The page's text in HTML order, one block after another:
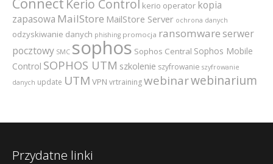
Kerio Control kerio operator kopia
zapasowa MailStore MailStore Server ochrona danych
odzyskiwanie danych phishing promocja ransomware serwer
pocztowy SMC sophos Sophos Central Sophos Mobile
Control SOPHOS UTM szkolenie szyfrowanie szyfrowanie
danych update UTM VPN vrtrainingwebinarwebinarium
Przydatne linki